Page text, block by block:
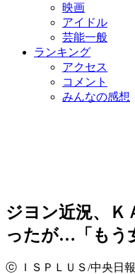
映画
アイドル
芸能一般
ランキング
アクセス
コメント
みんなの感想
ジヨン近況、Ｋ
ったが…「もう
ⓒ ＩＳＰＬＵＳ/中央日